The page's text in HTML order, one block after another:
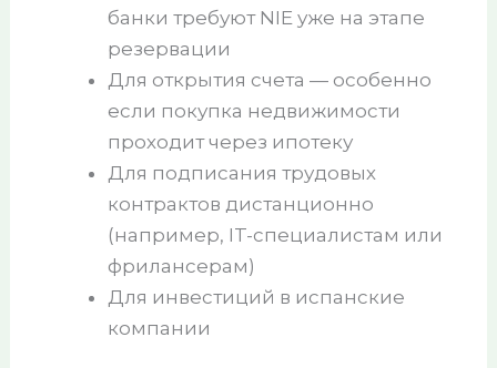
банки требуют NIE уже на этапе
резервации
Для открытия счета — особенно
если покупка недвижимости
проходит через ипотеку
Для подписания трудовых
контрактов дистанционно
(например, IT-специалистам или
фрилансерам)
Для инвестиций в испанские
компании